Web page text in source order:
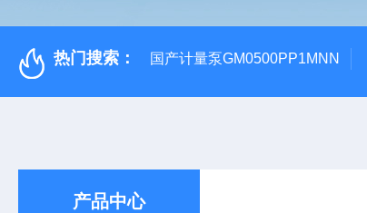
热门搜索： 国产计量泵GM0500PP1MNN
产品中心